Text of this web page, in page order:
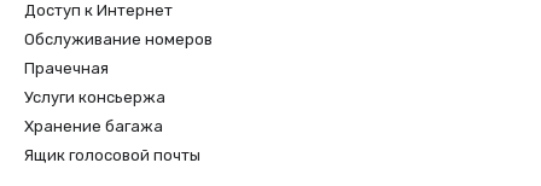
Francisco
2022 Historic Hotels of America Best Historic Hotel (over
400 Guestrooms) Nominee Finalist
2022 Historic Hotels of America Best City Center Historic
Hotel Nominee Finalist
Доступ к Интернет
Обслуживание номеров
Прачечная
Услуги консьержа
Хранение багажа
Ящик голосовой почты